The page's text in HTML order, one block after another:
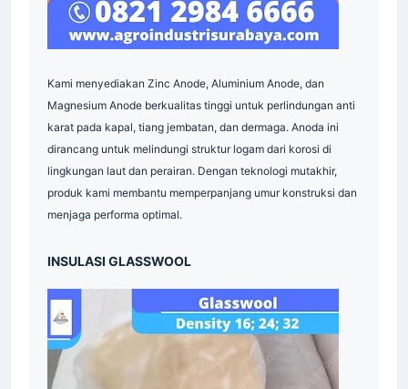
Serrated Grating Industri
Grating Galvanis
Supplier Grating Galvanis Indonesia
Pallet Mesh
Industri
Surabaya
Indonesia
Industrial
Industrial Supplier
Industrial Indonesia
Industrial Indonesia
Material
Insulasi
Plat Industri
Material
Industri Supplier
Kami menyediakan Zinc Anode, Aluminium Anode, dan
Magnesium Anode berkualitas tinggi untuk perlindungan anti
karat pada kapal, tiang jembatan, dan dermaga. Anoda ini
dirancang untuk melindungi struktur logam dari korosi di
lingkungan laut dan perairan. Dengan teknologi mutakhir,
produk kami membantu memperpanjang umur konstruksi dan
menjaga performa optimal.
INSULASI GLASSWOOL